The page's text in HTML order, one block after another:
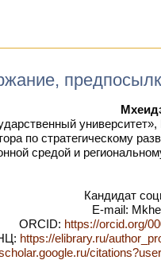
университет»,
по стратегическому
средой и
Кандидат
E-mail:
ORCID: https://orcid.org/
https://elibrary.ru/